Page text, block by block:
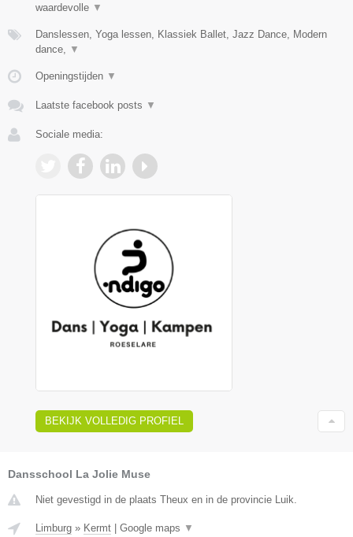
waardevolle ▼
Danslessen, Yoga lessen, Klassiek Ballet, Jazz Dance, Modern
dance,
▼
Openingstijden ▼
Laatste facebook posts ▼
Sociale media:
BEKIJK VOLLEDIG PROFIEL
Dansschool La Jolie Muse
Niet gevestigd in de plaats Theux en in de provincie Luik.
Limburg » Kermt Google maps ▼